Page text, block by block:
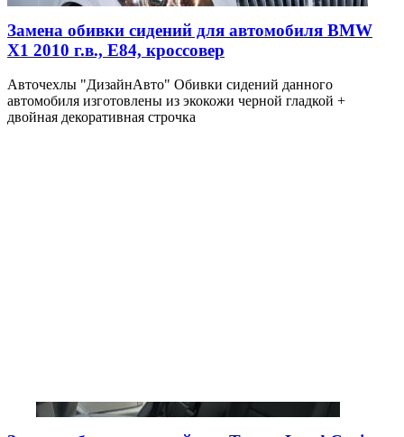
Замена обивки сидений для автомобиля BMW
X1 2010 г.в., E84, кроссовер
Авточехлы "ДизайнАвто" Обивки сидений данного
автомобиля изготовлены из экокожи черной гладкой +
двойная декоративная строчка